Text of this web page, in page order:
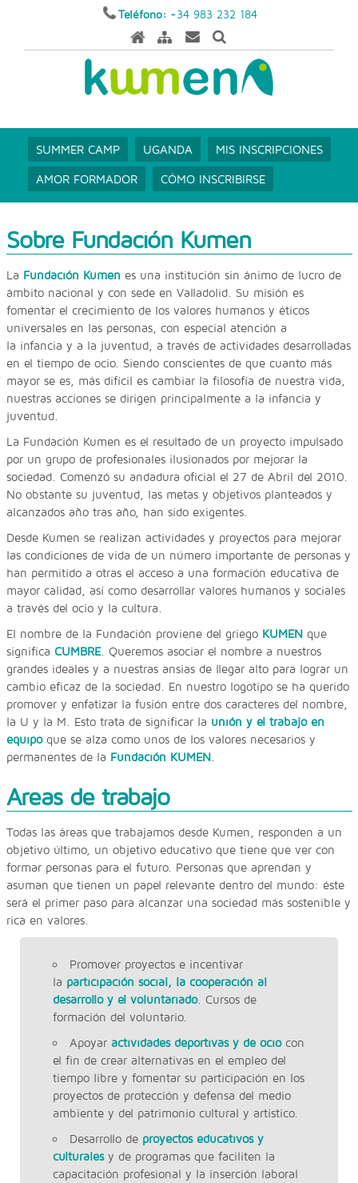
Teléfono: +34 983 232 184
SUMMER CAMP UGANDA MIS INSCRIPCIONES
AMOR FORMADOR CÓMO INSCRIBIRSE
Sobre Fundación Kumen
La Fundación Kumen es una institución sin ánimo de lucro de
ámbito nacional y con sede en Valladolid. Su misión es
fomentar el crecimiento de los valores humanos y éticos
universales en las personas, con especial atención a
la infancia y a la juventud, a través de actividades desarrolladas
en el tiempo de ocio. Siendo conscientes de que cuanto más
mayor se es, más difícil es cambiar la filosofía de nuestra vida,
nuestras acciones se dirigen principalmente a la infancia y
juventud.
La Fundación Kumen es el resultado de un proyecto impulsado
por un grupo de profesionales ilusionados por mejorar la
sociedad. Comenzó su andadura oficial el 27 de Abril del 2010.
No obstante su juventud, las metas y objetivos planteados y
alcanzados año tras año, han sido exigentes.
Desde Kumen se realizan actividades y proyectos para mejorar
las condiciones de vida de un número importante de personas y
han permitido a otras el acceso a una formación educativa de
mayor calidad, así como desarrollar valores humanos y sociales
a través del ocio y la cultura.
El nombre de la Fundación proviene del griego KUMENque
significa CUMBRE. Queremos asociar el nombre a nuestros
grandes ideales y a nuestras ansias de llegar alto para lograr un
cambio eficaz de la sociedad. En nuestro logotipo se ha querido
promover y enfatizar la fusión entre dos caracteres del nombre,
la U y la M. Esto trata de significar la unión y el trabajo en
equipoque se alza como unos de los valores necesarios y
permanentes de la Fundación KUMEN.
Areas de trabajo
Todas las áreas que trabajamos desde Kumen, responden a un
objetivo último, un objetivo educativo que tiene que ver con
formar personas para el futuro. Personas que aprendan y
asuman que tienen un papel relevante dentro del mundo: éste
será el primer paso para alcanzar una sociedad más sostenible y
rica en valores.
Promover proyectos e incentivar
la participación social, la cooperación al
desarrollo y el voluntariado. Cursos de
formación del voluntario.
Apoyar actividades deportivas y de ociocon
el fin de crear alternativas en el empleo del
tiempo libre y fomentar su participación en los
proyectos de protección y defensa del medio
ambiente y del patrimonio cultural y artístico.
Desarrollo de proyectos educativos y
culturalesy de programas que faciliten la
capacitación profesional y la inserción laboral